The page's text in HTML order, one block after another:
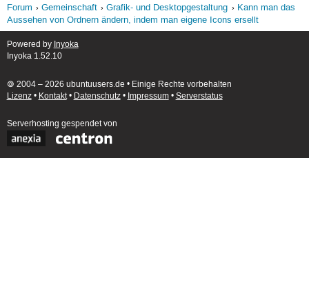
Forum Gemeinschaft Grafik- und Desktopgestaltung
Kann man das
Aussehen von Ordnern ändern, indem man eigene Icons ersellt
Powered by Inyoka
Inyoka 1.52.10
🄯 2004 – 2026 ubuntuusers.de • Einige Rechte vorbehalten
Lizenz• Kontakt• Datenschutz• Impressum• Serverstatus
Serverhosting gespendet von